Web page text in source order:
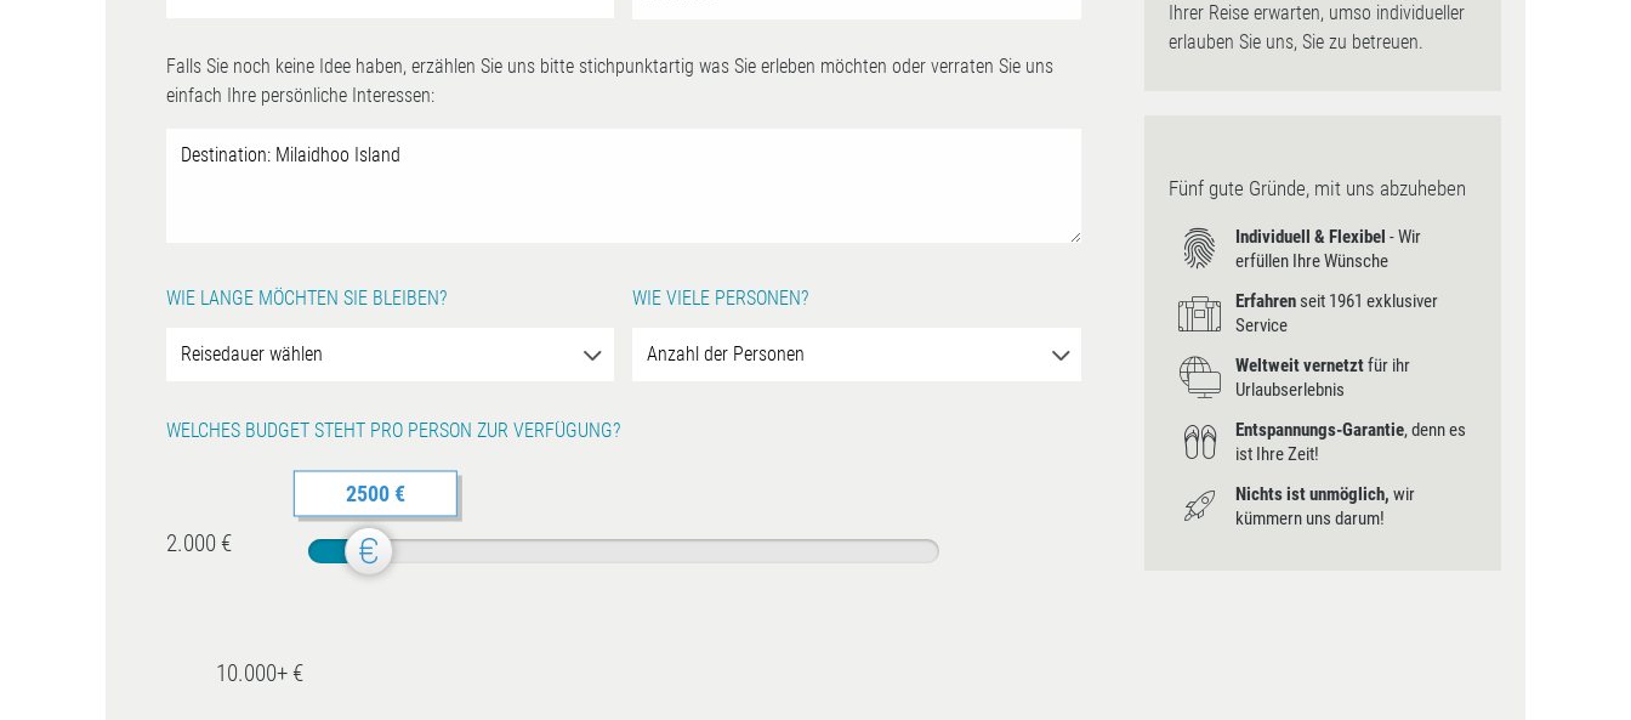
Falls Sie noch keine Idee haben, erzählen Sie uns bitte stichpunktartig was Sie erleben möchten oder verraten Sie uns
einfach Ihre persönliche Interessen:
WIE LANGE MÖCHTEN SIE BLEIBEN? WIE VIELE PERSONEN?
WELCHES BUDGET STEHT PRO PERSON ZUR VERFÜGUNG?
2.000 €
2500 €
10.000+ €
Ihrer Reise erwarten, umso individueller
erlauben Sie uns, Sie zu betreuen.
Fünf gute Gründe, mit uns abzuheben
Individuell & Flexibel - Wir
erfüllen Ihre Wünsche
Erfahren seit 1961 exklusiver
Service
Weltweit vernetztfür ihr
Urlaubserlebnis
Entspannungs-Garantie, denn es
ist Ihre Zeit!
Nichts ist unmöglich, wir
kümmern uns darum!